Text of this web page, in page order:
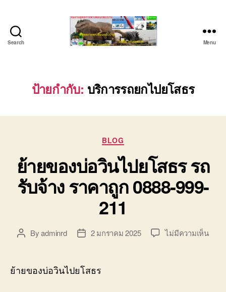
Search
เครื่องจักร
ระยอง
(บริษัท
พาณิชย์
บริการ
รถยก
รถ
รับจ้าง
ใน
เขต
บ่อ
วิน
Menu
ป้ายกำกับ: บริการรถยกไปยโสธร
Categories
BLOG
ย้ายของบ่อวินไปยโสธร รถ
รับจ้าง ราคาถูก 0888-999-
211
PostByadminrd
Post2 มกราคม 2025 ไม่มีความเห็นบน
ย้ายของบ่อวินไปยโสธร